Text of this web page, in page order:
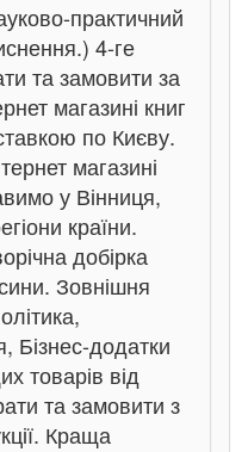
практичний
4-ге
та замовити за
магазині книг
по Києву.
магазині
у Вінниця,
країни.
добірка
Зовнішня
Бізнес-додатки
товарів від
та замовити з
Краща